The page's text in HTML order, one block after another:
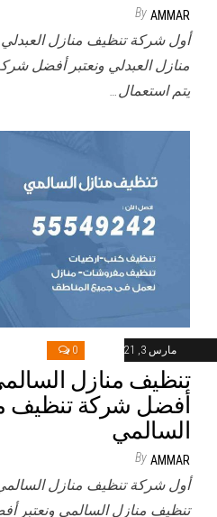
By AMMAR
أول شركة تنظيف منازل
منازل العبدلي ونعتبر أفضل
يتم استعمال…
مارس 3, 2021 0
أفضل شركة تنظيف
السالمي
By AMMAR
أول شركة تنظيف منازل
تنظيف منازل السالمي ونعتبر